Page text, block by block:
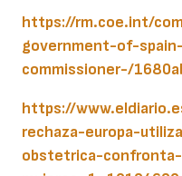
https://rm.coe.int/
government-of-
commissioner-/
https://
rechaza-europa-
obstetrica-